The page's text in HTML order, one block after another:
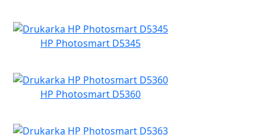
HP Photosmart D5345
HP Photosmart D5360